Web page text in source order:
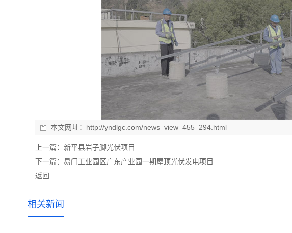
本文网址： http://yndlgc.com/news_view_455_294.html
上一篇： 新平县岩子脚光伏项目
下一篇： 易门工业园区广东产业园一期屋顶光伏发电项目
返回
相关新闻